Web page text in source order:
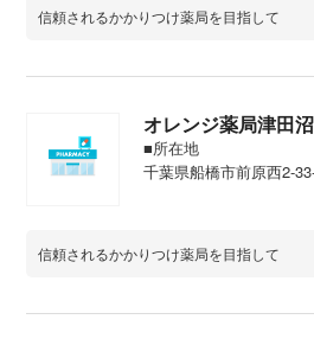
信頼されるかかりつけ薬局を目指して
オレンジ薬局津田
■所在地
千葉県船橋市前原西2-
信頼されるかかりつけ薬局を目指して